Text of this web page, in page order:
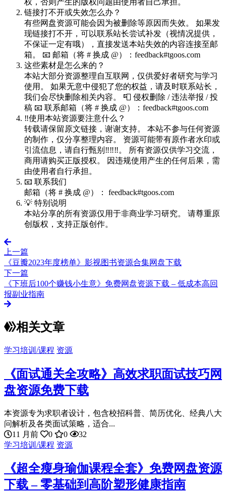
权，否则产生的版权问题由使用者自己承担。
链接打不开或失效怎么办？
有些网盘资源可能会因为被删除等原因而失效。 如果发
现链接打不开，可以联系站长尝试补发（视情况提供，
不保证一定有哦），直接发送本站失效的内容连接至邮
箱。 📧 邮箱（将 # 换成 @）：feedback#tgoos.com
这些素材是怎么来的？
本站大部分资源整理自互联网，仅供爱好者研究与学习
使用。 如果无意中侵犯了您的权益，请及时联系站长，
我们会尽快删除相关内容。 📮 侵权删除 / 违法举报 / 投
稿 📧 联系邮箱（将 # 换成 @）：feedback#tgoos.com
‼️使用本站资源要注意什么？
转载请保留原文链接，谢谢支持。 本站不参与任何资源
的制作，仅分享整理内容。 资源可能带有原作者水印或
引流信息，请自行甄别‼️‼️‼️。 所有资源仅供学习交流，
商用请购买正版授权。 因违规使用产生的任何后果，需
由使用者自行承担。
📧 联系我们
邮箱（将 # 换成 @）： feedback#tgoos.com
💡 特别说明
本站分享的所有资源仅用于非商业学习研究。 请尊重原
创版权，支持正版创作。
上一篇
《豆瓣2023年度榜单》影视图书资源合集网盘下载
下一篇
《下班后100个赚钱小生意》免费网盘资源下载 – 低成本高回
报副业指南
相关文章
学习培训/课程 资源
《面试通关全攻略》高效求职面试技巧网
盘资源免费下载
本资源专为求职者设计，包含校招科普、简历优化、经典八大
问解析及各类面试策略，适合...
11 月前
0 0
32
学习培训/课程 资源
《超全瘦身瑜伽课程全套》免费网盘资源
下载 – 零基础到高阶塑形健康指南